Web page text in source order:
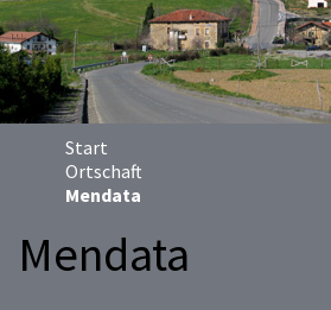
Start
Ortschaft
Mendata
Mendata